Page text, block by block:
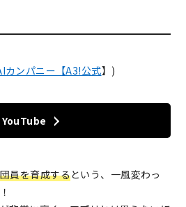
カンパニー【A3!公式】)
YouTube
員を育成するという、一風変わっ